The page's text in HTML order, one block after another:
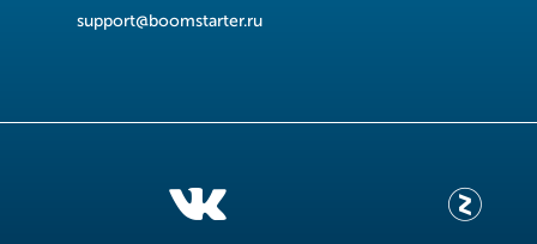
support@boomstarter.ru